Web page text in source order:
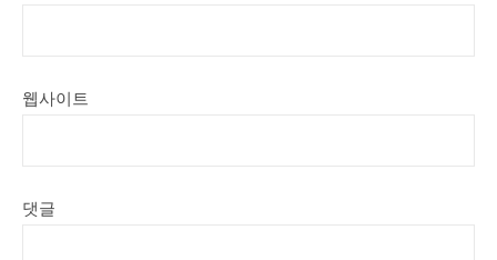
웹사이트
댓글